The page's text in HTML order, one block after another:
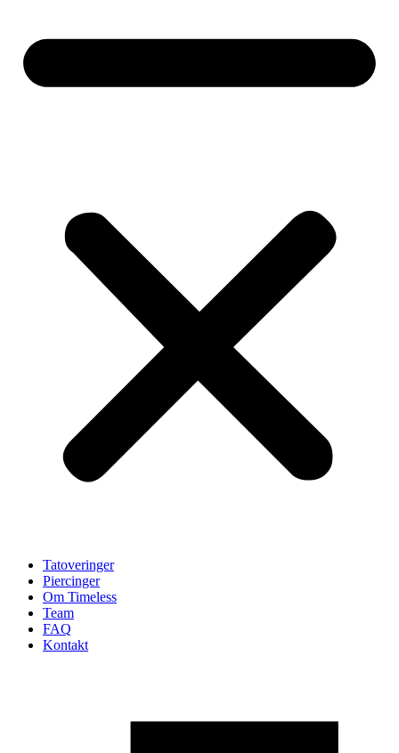
Tatoveringer
Piercinger
Om Timeless
Team
FAQ
Kontakt